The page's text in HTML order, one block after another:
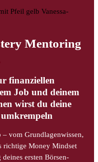
Mentoring
finanziellen
Job und deinem
wirst du deine
– vom Grundlagenwissen,
richtige Money Mindset
ersten Börsen-